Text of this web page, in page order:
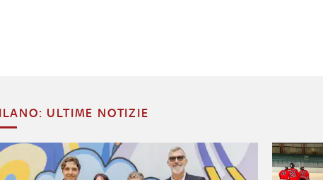
ULTIME NOTIZIE